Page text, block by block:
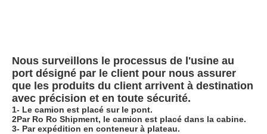
Nous surveillons le processus de l'usine au
port désigné par le client pour nous assurer
que les produits du client arrivent à destination
avec précision et en toute sécurité.
1- Le camion est placé sur le pont.
2Par Ro Ro Shipment, le camion est placé dans la cabine.
3- Par expédition en conteneur à plateau.